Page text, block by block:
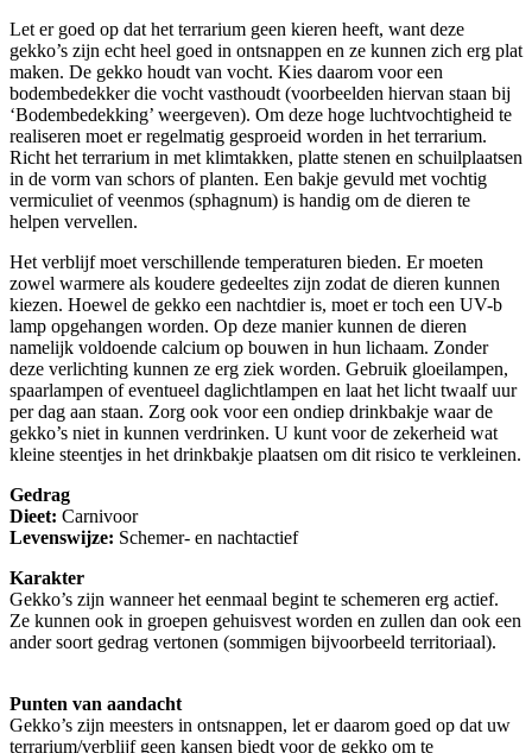
Let er goed op dat het terrarium geen kieren heeft, want deze
gekko’s zijn echt heel goed in ontsnappen en ze kunnen zich erg plat
maken. De gekko houdt van vocht. Kies daarom voor een
bodembedekker die vocht vasthoudt (voorbeelden hiervan staan bij
‘Bodembedekking’ weergeven). Om deze hoge luchtvochtigheid te
realiseren moet er regelmatig gesproeid worden in het terrarium.
Richt het terrarium in met klimtakken, platte stenen en schuilplaatsen
in de vorm van schors of planten. Een bakje gevuld met vochtig
vermiculiet of veenmos (sphagnum) is handig om de dieren te
helpen vervellen.
Het verblijf moet verschillende temperaturen bieden. Er moeten
zowel warmere als koudere gedeeltes zijn zodat de dieren kunnen
kiezen. Hoewel de gekko een nachtdier is, moet er toch een UV-b
lamp opgehangen worden. Op deze manier kunnen de dieren
namelijk voldoende calcium op bouwen in hun lichaam. Zonder
deze verlichting kunnen ze erg ziek worden. Gebruik gloeilampen,
spaarlampen of eventueel daglichtlampen en laat het licht twaalf uur
per dag aan staan. Zorg ook voor een ondiep drinkbakje waar de
gekko’s niet in kunnen verdrinken. U kunt voor de zekerheid wat
kleine steentjes in het drinkbakje plaatsen om dit risico te verkleinen.
Gedrag
Dieet: Carnivoor
Levenswijze: Schemer- en nachtactief
Karakter
Gekko’s zijn wanneer het eenmaal begint te schemeren erg actief.
Ze kunnen ook in groepen gehuisvest worden en zullen dan ook een
ander soort gedrag vertonen (sommigen bijvoorbeeld territoriaal).
Punten van aandacht
Gekko’s zijn meesters in ontsnappen, let er daarom goed op dat uw
terrarium/verblijf geen kansen biedt voor de gekko om te